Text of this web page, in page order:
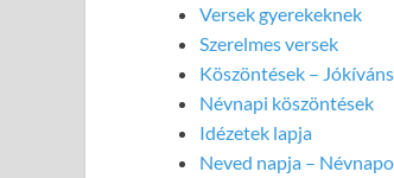
Versek gyerekeknek
Szerelmes versek
Köszöntések –
Névnapi köszöntések
Idézetek lapja
Neved napja –